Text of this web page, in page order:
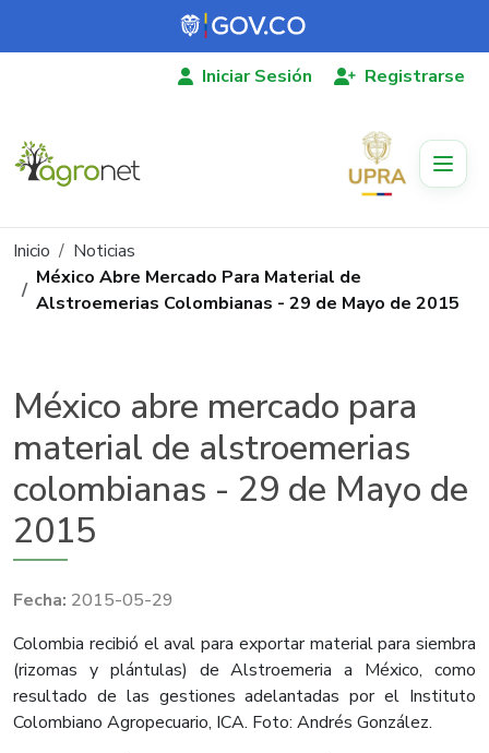
Pasar al contenido principal
Iniciar Sesión Registrarse
Ruta de navegación
Inicio
Noticias
México Abre Mercado Para Material de
Alstroemerias Colombianas - 29 de Mayo de 2015
México abre mercado para
material de alstroemerias
colombianas - 29 de Mayo de
2015
2015-05-29
​Colombia recibió el aval para exportar material para siembra
(rizomas y plántulas) de Alstroemeria a México, como
resultado de las gestiones adelantadas por el Instituto
Colombiano Agropecuario, ICA. Foto: Andrés González.